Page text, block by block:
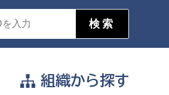
組織から探す